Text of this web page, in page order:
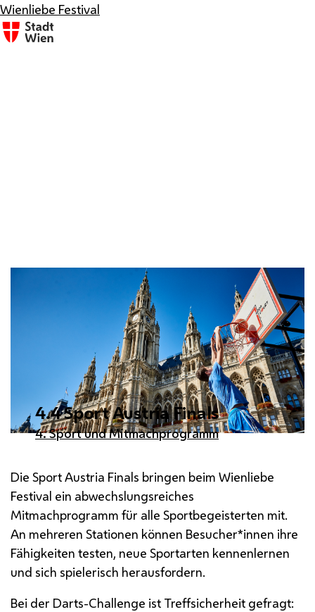
Wienliebe Festival
4.4 Sport Austria Finals
4. Sport und Mitmachprogramm
Die Sport Austria Finals bringen beim Wienliebe
Festival ein abwechslungsreiches
Mitmachprogramm für alle Sportbegeisterten mit.
An mehreren Stationen können Besucher*innen ihre
Fähigkeiten testen, neue Sportarten kennenlernen
und sich spielerisch herausfordern.
Bei der Darts-Challenge ist Treffsicherheit gefragt: